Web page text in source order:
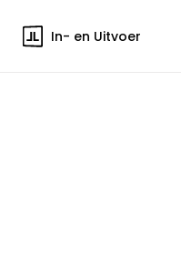
In- en Uitvoer